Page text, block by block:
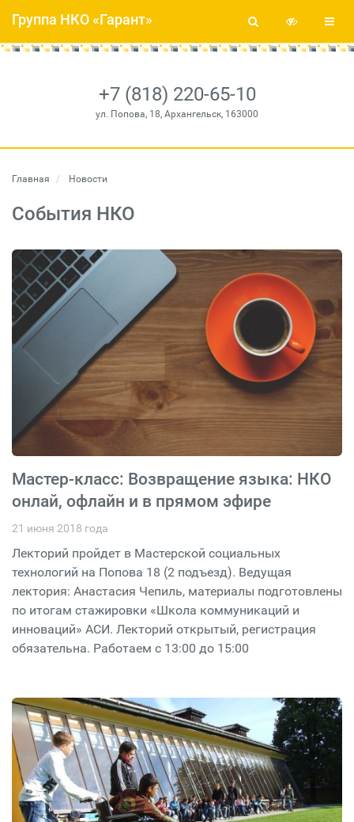
+7 (818) 220-65-10
ул. Попова, 18, Архангельск, 163000
Группа НКО «Гарант»
Главная Новости
События НКО
Мастер-класс: Возвращение языка: НКО
онлай, офлайн и в прямом эфире
21 июня 2018 года
Лекторий пройдет в Мастерской социальных
технологий на Попова 18 (2 подъезд). Ведущая
лектория: Анастасия Чепиль, материалы подготовлены
по итогам стажировки «Школа коммуникаций и
инноваций» АСИ. Лекторий открытый, регистрация
обязательна. Работаем с 13:00 до 15:00